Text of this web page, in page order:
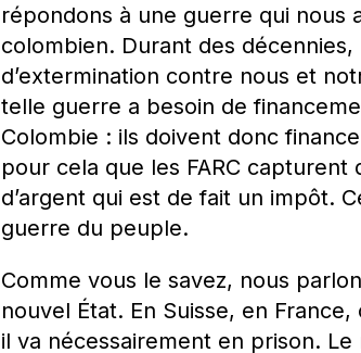
répondons à une guerre qui nous
colombien. Durant des
d’extermination contre nous et
telle guerre a besoin de
Colombie : ils doivent donc
pour cela que les FARC capturent
d’argent qui est de fait un impôt.
guerre du peuple.
Comme vous le savez, nous
nouvel État. En Suisse, en
il va nécessairement en prison.